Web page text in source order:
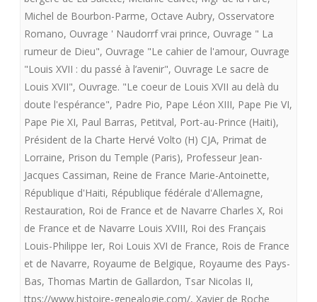
Michel de Bourbon-Parme, Octave Aubry, Osservatore
Romano, Ouvrage ' Naudorrf vrai prince, Ouvrage " La
rumeur de Dieu", Ouvrage "Le cahier de l'amour, Ouvrage
"Louis XVII : du passé à l’avenir", Ouvrage Le sacre de
Louis XVII", Ouvrage. "Le coeur de Louis XVII au delà du
doute l'espérance", Padre Pio, Pape Léon XIII, Pape Pie VI,
Pape Pie XI, Paul Barras, Petitval, Port-au-Prince (Haiti),
Président de la Charte Hervé Volto (H) CJA, Primat de
Lorraine, Prison du Temple (Paris), Professeur Jean-
Jacques Cassiman, Reine de France Marie-Antoinette,
République d'Haiti, République fédérale d'Allemagne,
Restauration, Roi de France et de Navarre Charles X, Roi
de France et de Navarre Louis XVIII, Roi des Français
Louis-Philippe Ier, Roi Louis XVI de France, Rois de France
et de Navarre, Royaume de Belgique, Royaume des Pays-
Bas, Thomas Martin de Gallardon, Tsar Nicolas II,
ttps://www.histoire-genealogie.com/, Xavier de Roche